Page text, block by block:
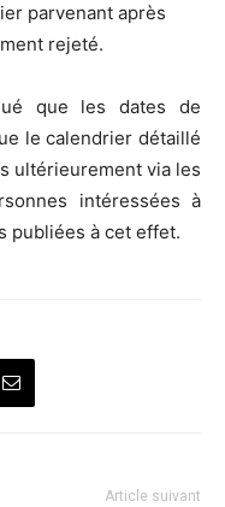
parvenant après
rejeté.
que les dates de
le calendrier détaillé
ultérieurement via les
intéressées à
publiées à cet effet.
Article suivant